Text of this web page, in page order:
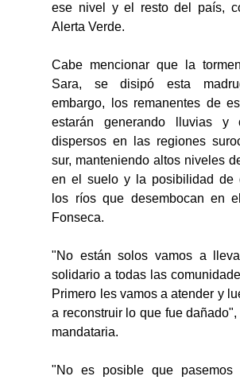
ese nivel y el resto del país,
Alerta Verde.
Cabe mencionar que la
Sara, se disipó esta
embargo, los remanentes de
estarán generando lluvias y
dispersos en las regiones
sur, manteniendo altos niveles
en el suelo y la posibilidad de
los ríos que desembocan en
Fonseca.
"No están solos vamos a
solidario a todas las
Primero les vamos a atender y
a reconstruir lo que fue dañado",
mandataria.
"No es posible que pasemos